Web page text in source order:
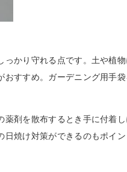
かり守れる点です。土や植
すすめ。ガーデニング用手
剤を散布するとき手に付着
焼け対策ができるのもポイン